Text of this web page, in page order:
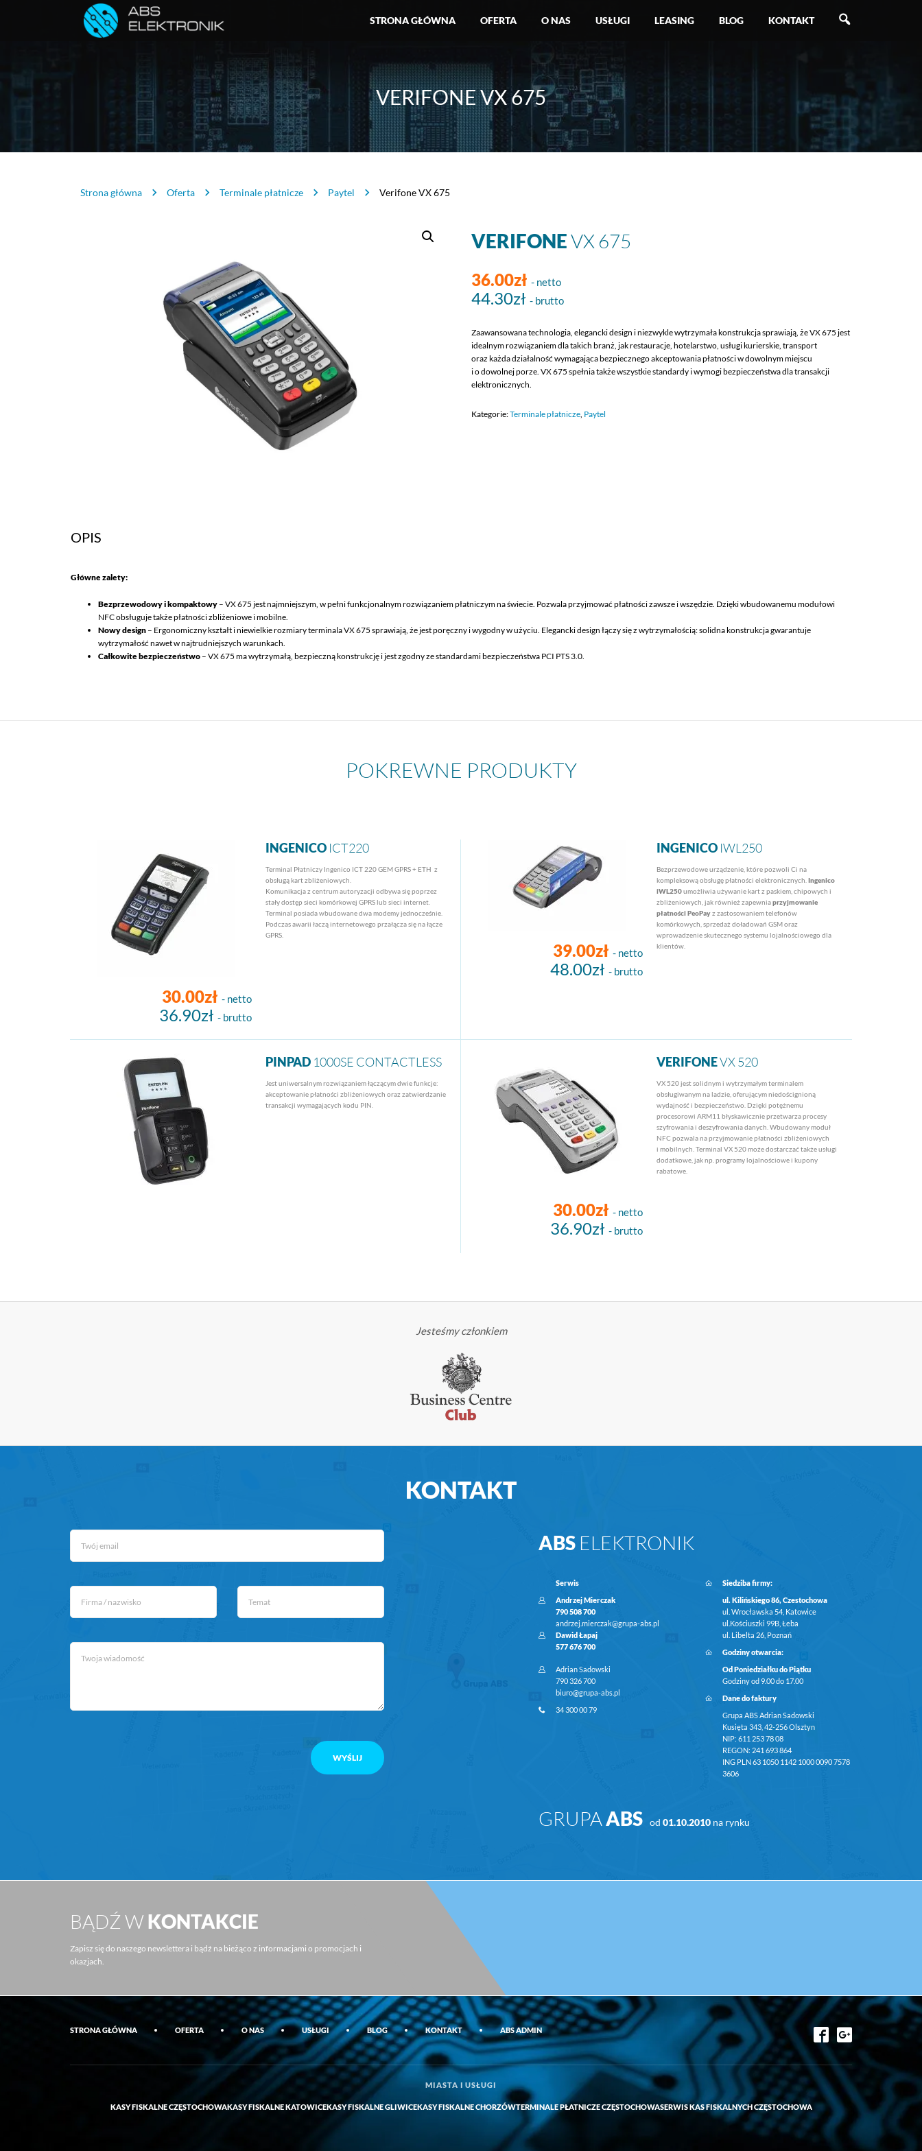
STRONA GŁÓWNA OFERTA O NAS USŁUGI LEASING BLOG KONTAKT
VERIFONE VX 675
Strona główna Oferta Terminale płatnicze Paytel Verifone VX 675
VERIFONEVX 675
36.00zł - netto
44.30zł - brutto
Zaawansowana technologia, elegancki design i niezwykle wytrzymała konstrukcja sprawiają, że VX 675 jest
idealnym rozwiązaniem dla takich branż, jak restauracje, hotelarstwo, usługi kurierskie, transport
oraz każda działalność wymagająca bezpiecznego akceptowania płatności w dowolnym miejscu
i o dowolnej porze. VX 675 spełnia także wszystkie standardy i wymogi bezpieczeństwa dla transakcji
elektronicznych.
Kategorie:Terminale płatnicze Paytel
OPIS
Główne zalety:
Bezprzewodowy i kompaktowy – VX 675 jest najmniejszym, w pełni funkcjonalnym rozwiązaniem płatniczym na świecie. Pozwala przyjmować płatności zawsze i wszędzie. Dzięki wbudowanemu modułowi
NFC obsługuje także płatności zbliżeniowe i mobilne.
Nowy design – Ergonomiczny kształt i niewielkie rozmiary terminala VX 675 sprawiają, że jest poręczny i wygodny w użyciu. Elegancki design łączy się z wytrzymałością: solidna konstrukcja gwarantuje
wytrzymałość nawet w najtrudniejszych warunkach.
Całkowite bezpieczeństwo – VX 675 ma wytrzymałą, bezpieczną konstrukcję i jest zgodny ze standardami bezpieczeństwa PCI PTS 3.0.
POKREWNE PRODUKTY
30.00zł - netto
36.90zł - brutto
INGENICO ICT220
Terminal Płatniczy Ingenico ICT 220 GEM GPRS + ETH z
obsługą kart zbliżeniowych.
Komunikacja z centrum autoryzacji odbywa się poprzez
stały dostęp sieci komórkowej GPRS lub sieci internet.
Terminal posiada wbudowane dwa modemy jednocześnie.
Podczas awarii łaczą internetowego przałącza się na łącze
GPRS.
39.00zł - netto
48.00zł - brutto
INGENICO IWL250
Bezprzewodowe urządzenie, które pozwoli Ci na
kompleksową obsługę płatności elektronicznych. Ingenico
iWL250umożliwia używanie kart z paskiem, chipowych i
zbliżeniowych, jak również zapewniaprzyjmowanie
płatności PeoPayz zastosowaniem telefonów
komórkowych, sprzedaż doładowań GSM oraz
wprowadzenie skutecznego systemu lojalnościowego dla
klientów.
PINPAD 1000SE CONTACTLESS
Jest uniwersalnym rozwiązaniem łączącym dwie funkcje:
akceptowanie płatności zbliżeniowych oraz zatwierdzanie
transakcji wymagających kodu PIN.
30.00zł - netto
36.90zł - brutto
VERIFONEVX 520
VX 520 jest solidnym i wytrzymałym terminalem
obsługiwanym na ladzie, oferującym niedoścignioną
wydajność i bezpieczeństwo. Dzięki potężnemu
procesorowi ARM11 błyskawicznie przetwarza procesy
szyfrowania i deszyfrowania danych. Wbudowany moduł
NFC pozwala na przyjmowanie płatności zbliżeniowych
i mobilnych. Terminal VX 520 może dostarczać także usługi
dodatkowe, jak np. programy lojalnościowe i kupony
rabatowe.
Jesteśmy członkiem
KONTAKT
ABSELEKTRONIK
Serwis
Andrzej Mierczak
790 508 700
andrzej.mierczak@grupa-abs.pl
Dawid Łapaj
577 676 700
Adrian Sadowski
790 326 700
biuro@grupa-abs.pl
34 300 00 79
Siedziba firmy:
ul. Kilińskiego 86, Czestochowa
ul. Wrocławska 54, Katowice
ul.Kościuszki 99B, Łeba
ul. Libelta 26, Poznań
Godziny otwarcia:
Od Poniedziałku do Piątku
Godziny od 9.00 do 17.00
Dane do faktury
Grupa ABS Adrian Sadowski
Kusięta 343, 42-256 Olsztyn
NIP: 611 253 78 08
REGON: 241 693 864
ING PLN 63 1050 1142 1000 0090 7578
3606
GRUPAABS od 01.10.2010na rynku
BĄDŹ W KONTAKCIE
Zapisz się do naszego newslettera i bądź na bieżąco z informacjami o promocjach i
okazjach.
STRONA GŁÓWNA OFERTA O NAS USŁUGI BLOG KONTAKT ABS ADMIN
MIASTA I USŁUGI
KASY FISKALNE CZĘSTOCHOWAKASY FISKALNE KATOWICEKASY FISKALNE GLIWICEKASY FISKALNE CHORZÓWTERMINALE PŁATNICZE CZĘSTOCHOWASERWIS KAS FISKALNYCH CZĘSTOCHOWA